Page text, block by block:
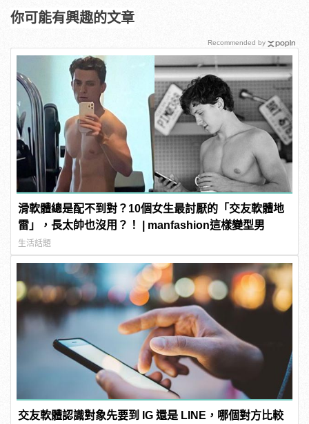
你可能有興趣的文章
滑軟體總是配不到對？10個女生最討厭的「交友軟體地
雷」，長太帥也沒用？！ | manfashion這樣變型男
生活話題
交友軟體認識對象先要到 IG 還是 LINE，哪個對方比較
Recommended by